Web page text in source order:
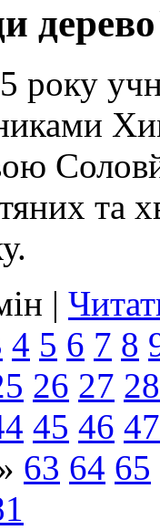
та
|
4 5 6 7 8
26 27 28
45 46 47
63 64 65